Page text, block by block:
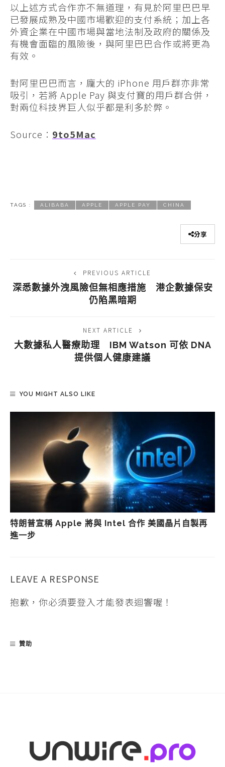
以上述方式合作亦不無道理，有見於阿里巴巴早
已發展成熟及中國市場歡迎的支付系統；加上各
外資企業在中國市場與當地法制及政府的關係及
有機會面臨的風險後，與阿里巴巴合作或將更為
有效。
對阿里巴巴而言，龐大的 iPhone 用戶群亦非常
吸引，若將 Apple Pay 與支付寶的用戶群合併，
對兩位科技界巨人似乎都是利多於弊。
Source： 9to5Mac
TAGS : ALIBABA APPLE APPLE PAY CHINA
分享
PREVIOUS ARTICLE
深悉數據外洩風險但無相應措施 港企數據保安
仍陷黑暗期
NEXT ARTICLE
大數據私人醫療助理 IBM Watson 可依 DNA
提供個人健康建議
YOU MIGHT ALSO LIKE
特朗普宣稱 Apple 將與 Intel 合作 美國晶片自製再
進一步
LEAVE A RESPONSE
抱歉，你必須要登入才能發表迴響喔！
贊助